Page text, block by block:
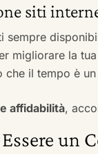
siti
sempre
migliorare la
che il tempo è
affidabilità,